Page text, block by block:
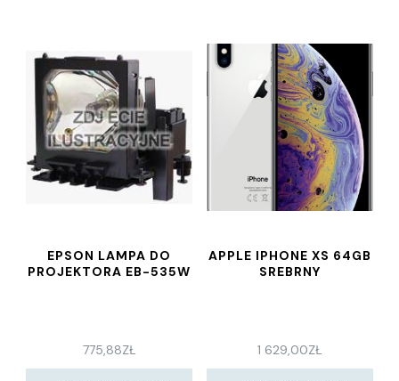
EPSON LAMPA DO
PROJEKTORA EB-535W
775,88ZŁ
APPLE IPHONE XS 64GB
SREBRNY
1 629,00ZŁ